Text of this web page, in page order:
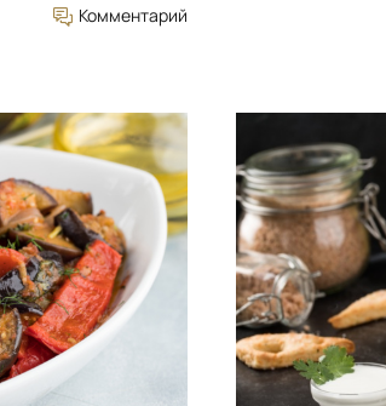
Комментарий